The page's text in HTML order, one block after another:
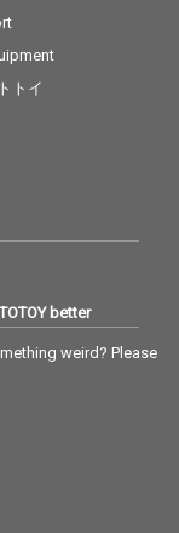
トイ
better
weird? Please